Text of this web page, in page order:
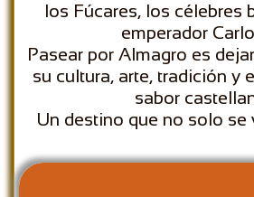
los Fúcares, los célebres
emperador
Pasear por Almagro es
su cultura, arte, tradición y
sabor
Un destino que no solo se